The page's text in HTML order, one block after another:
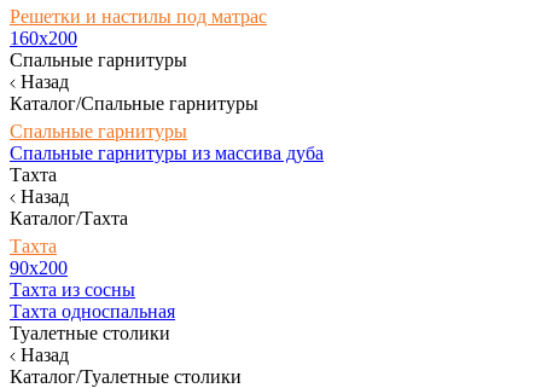
Решетки и настилы под матрас
160х200
Спальные гарнитуры
Назад
Каталог/Спальные гарнитуры
Спальные гарнитуры
Спальные гарнитуры из массива дуба
Тахта
Назад
Каталог/Тахта
Тахта
90х200
Тахта из сосны
Тахта односпальная
Туалетные столики
Назад
Каталог/Туалетные столики